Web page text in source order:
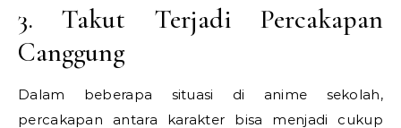
3. Takut Terjadi Percakapan
Canggung
Dalam beberapa situasi di anime sekolah,
percakapan antara karakter bisa menjadi cukup